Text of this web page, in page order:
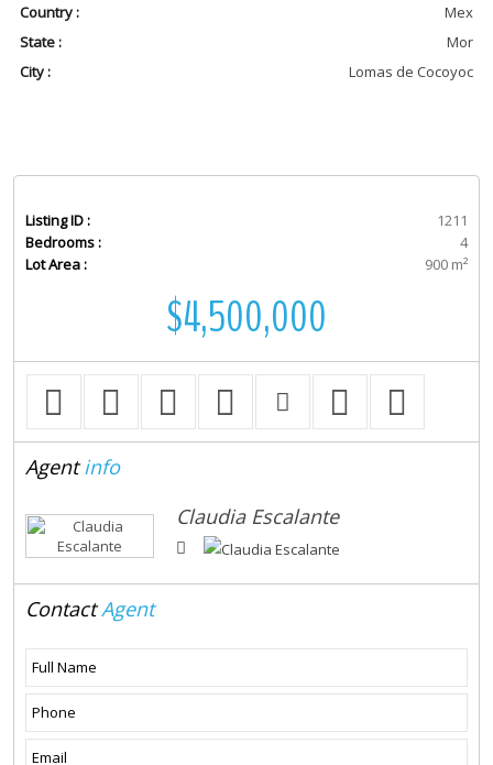
Country :
Mex
State :
Mor
City :
Lomas de Cocoyoc
Listing ID :
1211
Bedrooms :
4
Lot Area :
900 m²
$4,500,000
Agentinfo
Claudia Escalante
ContactAgent